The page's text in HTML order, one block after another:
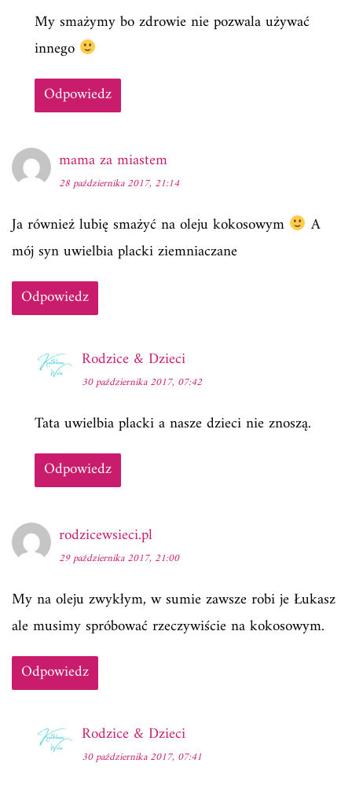
My smażymy bo zdrowie nie pozwala używać
innego
Odpowiedz
mama za miastem
28 października 2017, 21:14
Ja również lubię smażyć na oleju kokosowym
A
mój syn uwielbia placki ziemniaczane
Odpowiedz
Rodzice & Dzieci
30 października 2017, 07:42
Tata uwielbia placki a nasze dzieci nie znoszą.
Odpowiedz
rodzicewsieci.pl
29 października 2017, 21:00
My na oleju zwykłym, w sumie zawsze robi je Łukasz
ale musimy spróbować rzeczywiście na kokosowym.
Odpowiedz
Rodzice & Dzieci
30 października 2017, 07:41